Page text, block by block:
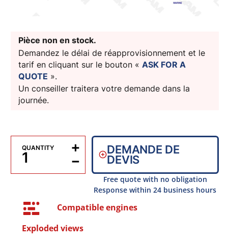
Pièce non en stock.
Demandez le délai de réapprovisionnement et le
tarif en cliquant sur le bouton « ASK FOR A
QUOTE ».
Un conseiller traitera votre demande dans la
journée.
QUANTITY
−
+ DEMANDE DE
DEVIS
Free quote with no obligation
Response within 24 business hours
Compatible engines
Exploded views